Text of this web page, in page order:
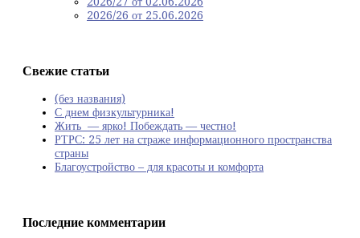
2026/26 от 25.06.2026
Свежие статьи
(без названия)
С днем физкультурника!
Жить — ярко! Побеждать — честно!
РТРС: 25 лет на страже информационного пространства
страны
Благоустройство – для красоты и комфорта
Последние комментарии